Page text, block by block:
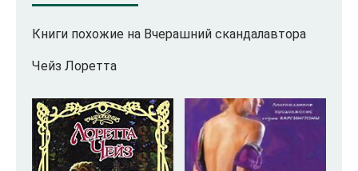
Книги похожие на Вчерашний скандалавтора
Чейз Лоретта